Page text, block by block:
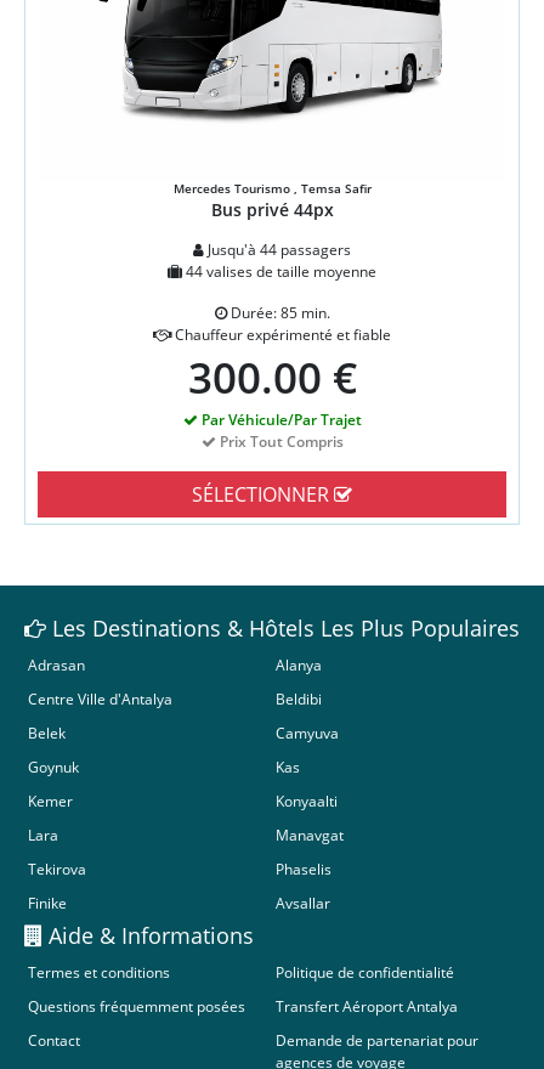
Mercedes Tourismo , Temsa Safir
Bus privé 44px
Jusqu'à 44 passagers
44 valises de taille moyenne
Durée: 85 min.
Chauffeur expérimenté et fiable
300.00 €
Par Véhicule/Par Trajet
Prix Tout Compris
SÉLECTIONNER
Les Destinations & Hôtels Les Plus Populaires
Adrasan
Alanya
Centre Ville d'Antalya
Beldibi
Belek
Camyuva
Goynuk
Kas
Kemer
Konyaalti
Lara
Manavgat
Tekirova
Phaselis
Finike
Avsallar
Aide & Informations
Termes et conditions
Politique de confidentialité
Questions fréquemment posées
Transfert Aéroport Antalya
Contact
Demande de partenariat pour
agences de voyage